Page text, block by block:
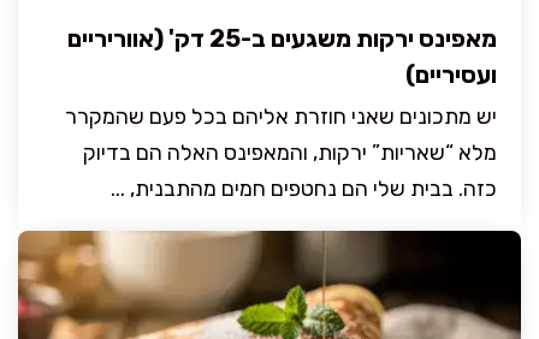
מאפינס ירקות משגעים ב-25 דק' (אווריריים
ועסיריים)
יש מתכונים שאני חוזרת אליהם בכל פעם שהמקרר
מלא “שאריות” ירקות, והמאפינס האלה הם בדיוק
כזה. בבית שלי הם נחטפים חמים מהתבנית, ...